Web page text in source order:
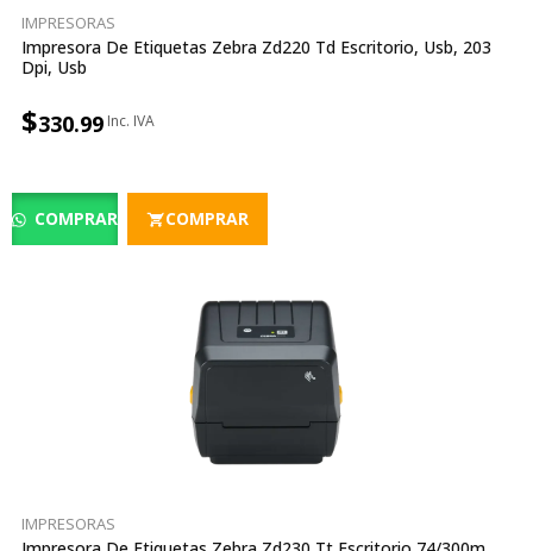
IMPRESORAS
Impresora De Etiquetas Zebra Zd220 Td Escritorio, Usb, 203
Dpi, Usb
$330.99
COMPRAR COMPRAR
IMPRESORAS